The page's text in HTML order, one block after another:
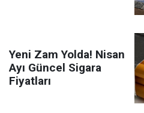
Yeni Zam Yolda! Nisan
Ayı Güncel Sigara
Fiyatları